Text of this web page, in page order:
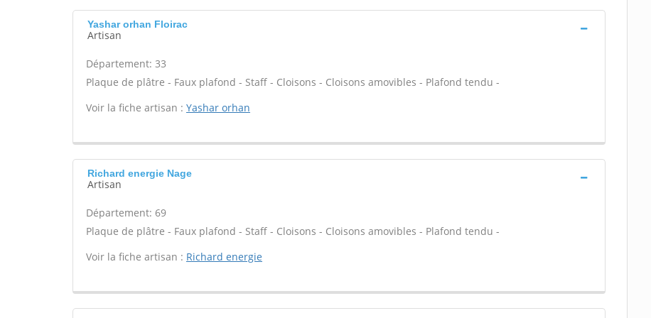
Yashar orhan Floirac
Artisan
Département: 33
Plaque de plâtre - Faux plafond - Staff - Cloisons - Cloisons amovibles - Plafond tendu -
Voir la fiche artisan : Yashar orhan
Richard energie Nage
Artisan
Département: 69
Plaque de plâtre - Faux plafond - Staff - Cloisons - Cloisons amovibles - Plafond tendu -
Voir la fiche artisan : Richard energie